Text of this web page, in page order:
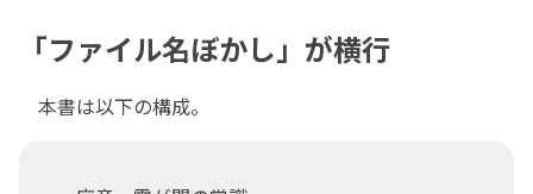
「ファイル名ぼかし」が横行
本書は以下の構成。